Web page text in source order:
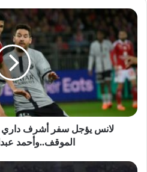
لانس يؤجل سفر أشرف داري
الموقف..وأحمد